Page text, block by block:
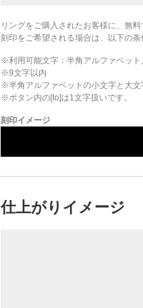
リングをご購入されたお客様に、無
刻印をご希望される場合は、以下の条
※利用可能文字： 半角アルファベッ
※9文字以内
※半角アルファベットの小文字と大文
※ボタン内の[to]は1文字扱いです。
刻印イメージ
仕上がりイメージ